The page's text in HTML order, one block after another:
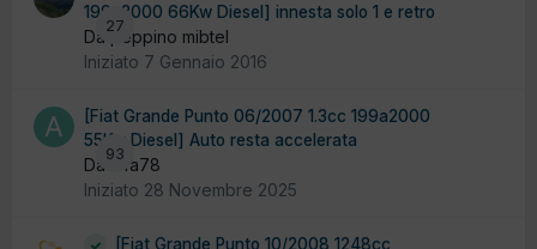
27
199a3000 66Kw Diesel] innesta solo 1 e retro
Da peppino mibtel
Iniziato 7 Gennaio 2016
93
[Fiat Grande Punto 06/2007 1.3cc 199a2000
55Kw Diesel] Auto resta accelerata
Da alfa78
Iniziato 28 Novembre 2025
[Fiat Grande Punto 10/2008 1248cc